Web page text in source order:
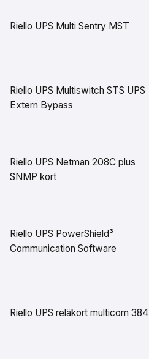
Riello UPS Multi Sentry MST
Riello UPS Multiswitch STS UPS
Extern Bypass
Riello UPS Netman 208C plus
SNMP kort
Riello UPS PowerShield³
Communication Software
Riello UPS reläkort multicom 384